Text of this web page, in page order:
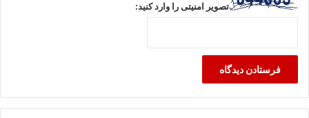
تصویر امنیتی را وارد کنید: